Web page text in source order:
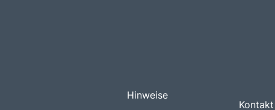
Hinweise
Kontakt